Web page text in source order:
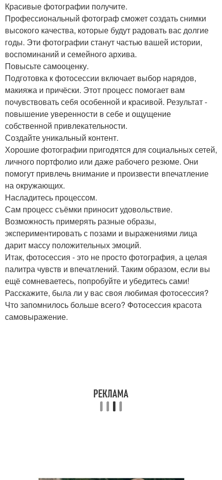
Красивые фотографии получите.
Профессиональный фотограф сможет создать снимки
высокого качества, которые будут радовать вас долгие
годы. Эти фотографии станут частью вашей истории,
воспоминаний и семейного архива.
Повысьте самооценку.
Подготовка к фотосессии включает выбор нарядов,
макияжа и причёски. Этот процесс помогает вам
почувствовать себя особенной и красивой. Результат -
повышение уверенности в себе и ощущение
собственной привлекательности.
Создайте уникальный контент.
Хорошие фотографии пригодятся для социальных сетей,
личного портфолио или даже рабочего резюме. Они
помогут привлечь внимание и произвести впечатление
на окружающих.
Насладитесь процессом.
Сам процесс съёмки приносит удовольствие.
Возможность примерять разные образы,
экспериментировать с позами и выражениями лица
дарит массу положительных эмоций.
Итак, фотосессия - это не просто фотография, а целая
палитра чувств и впечатлений. Таким образом, если вы
ещё сомневаетесь, попробуйте и убедитесь сами!
Расскажите, была ли у вас своя любимая фотосессия?
Что запомнилось больше всего? Фотосессия красота
самовыражение.